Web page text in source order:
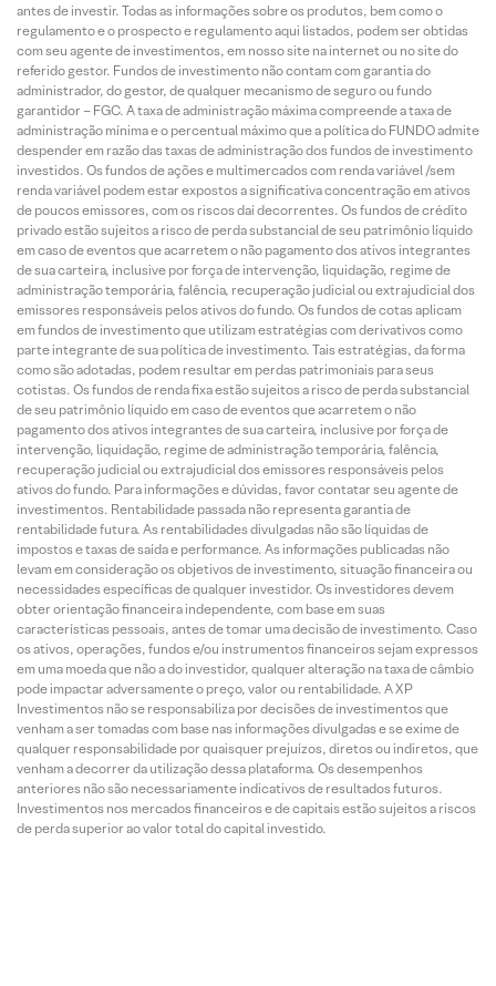
antes de investir. Todas as informações sobre os produtos, bem como o
regulamento e o prospecto e regulamento aqui listados, podem ser obtidas
com seu agente de investimentos, em nosso site na internet ou no site do
referido gestor. Fundos de investimento não contam com garantia do
administrador, do gestor, de qualquer mecanismo de seguro ou fundo
garantidor – FGC. A taxa de administração máxima compreende a taxa de
administração mínima e o percentual máximo que a política do FUNDO admite
despender em razão das taxas de administração dos fundos de investimento
investidos. Os fundos de ações e multimercados com renda variável /sem
renda variável podem estar expostos a significativa concentração em ativos
de poucos emissores, com os riscos daí decorrentes. Os fundos de crédito
privado estão sujeitos a risco de perda substancial de seu patrimônio líquido
em caso de eventos que acarretem o não pagamento dos ativos integrantes
de sua carteira, inclusive por força de intervenção, liquidação, regime de
administração temporária, falência, recuperação judicial ou extrajudicial dos
emissores responsáveis pelos ativos do fundo. Os fundos de cotas aplicam
em fundos de investimento que utilizam estratégias com derivativos como
parte integrante de sua política de investimento. Tais estratégias, da forma
como são adotadas, podem resultar em perdas patrimoniais para seus
cotistas. Os fundos de renda fixa estão sujeitos a risco de perda substancial
de seu patrimônio líquido em caso de eventos que acarretem o não
pagamento dos ativos integrantes de sua carteira, inclusive por força de
intervenção, liquidação, regime de administração temporária, falência,
recuperação judicial ou extrajudicial dos emissores responsáveis pelos
ativos do fundo. Para informações e dúvidas, favor contatar seu agente de
investimentos. Rentabilidade passada não representa garantia de
rentabilidade futura. As rentabilidades divulgadas não são líquidas de
impostos e taxas de saída e performance. As informações publicadas não
levam em consideração os objetivos de investimento, situação financeira ou
necessidades específicas de qualquer investidor. Os investidores devem
obter orientação financeira independente, com base em suas
características pessoais, antes de tomar uma decisão de investimento. Caso
os ativos, operações, fundos e/ou instrumentos financeiros sejam expressos
em uma moeda que não a do investidor, qualquer alteração na taxa de câmbio
pode impactar adversamente o preço, valor ou rentabilidade. A XP
Investimentos não se responsabiliza por decisões de investimentos que
venham a ser tomadas com base nas informações divulgadas e se exime de
qualquer responsabilidade por quaisquer prejuízos, diretos ou indiretos, que
venham a decorrer da utilização dessa plataforma. Os desempenhos
anteriores não são necessariamente indicativos de resultados futuros.
Investimentos nos mercados financeiros e de capitais estão sujeitos a riscos
de perda superior ao valor total do capital investido.